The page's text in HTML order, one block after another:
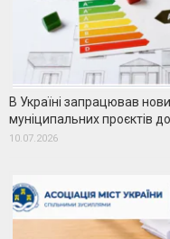
В Україні запрацював
муніципальних проєктів
10.07.2026